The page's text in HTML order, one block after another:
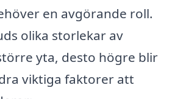
en avgörande roll.
olika storlekar av
yta, desto högre blir
viktiga faktorer att